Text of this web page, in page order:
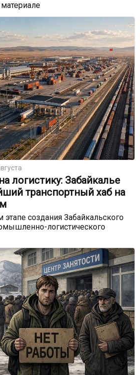
логистику: Забайкалье
транспортный хаб на
создания Забайкальского
логистического